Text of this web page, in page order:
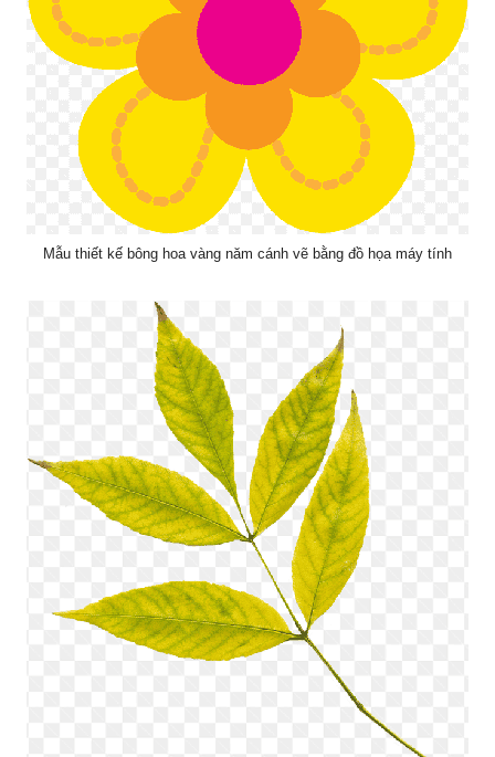
Mẫu thiết kế bông hoa vàng năm cánh vẽ bằng đồ họa máy tính